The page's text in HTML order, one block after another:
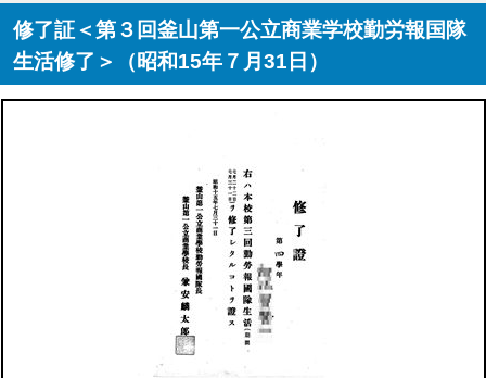
修了証＜第３回釜山第一公立商業学校勤労報国隊
生活修了＞（昭和15年７月31日）